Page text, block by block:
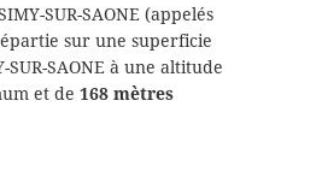
SUR-SAONE (appelés
sur une superficie
SUR-SAONE à une altitude
et de168 mètres